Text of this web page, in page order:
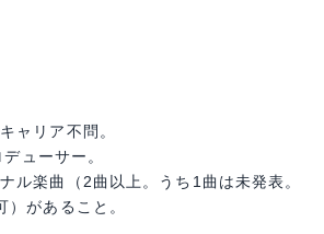
ャリア不問。
ューサー。
ル楽曲（2曲以上。うち1曲は未発表。
があること。